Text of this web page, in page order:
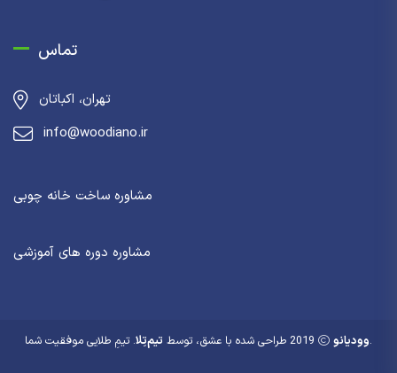
تماس
تهران، اکباتان
info@woodiano.ir
مشاوره ساخت خانه چوبی
مشاوره دوره های آموزشی
وودیانو تیم‌تِلا . تیمِ طلایی موفقیت شما.